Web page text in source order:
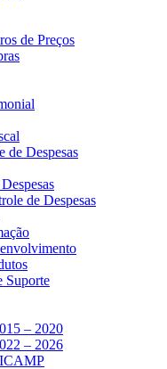
de Preços
de Despesas
de Despesas
Suporte
– 2020
– 2026